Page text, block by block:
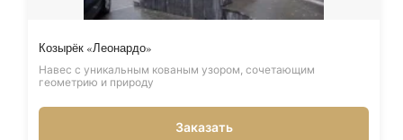
Козырёк «Леонардо»
Навес с уникальным кованым узором, сочетающим
геометрию и природу
Заказать